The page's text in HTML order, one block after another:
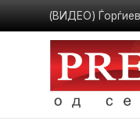
МЗ: